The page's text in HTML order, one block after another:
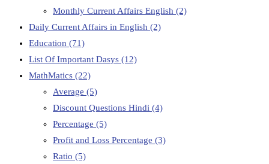
Monthly Current Affairs English (2)
Daily Current Affairs in English (2)
Education (71)
List Of Important Dasys (12)
MathMatics (22)
Average (5)
Discount Questions Hindi (4)
Percentage (5)
Profit and Loss Percentage (3)
Ratio (5)